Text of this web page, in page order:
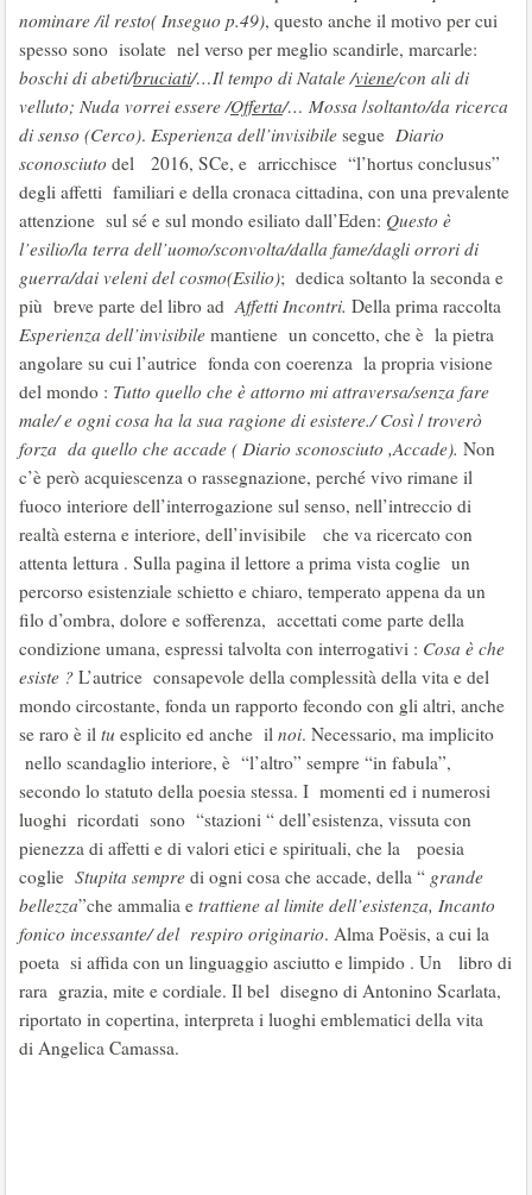
nominare /il resto( Inseguo p.49), questo anche il motivo per cui
spesso sono isolate nel verso per meglio scandirle, marcarle:
boschi di abeti/bruciati/…Il tempo di Natale /viene/con ali di
velluto; Nuda vorrei essere /Offerta/… Mossa /soltanto/da ricerca
di senso (Cerco). Esperienza dell’invisibile segue Diario
sconosciuto del 2016, SCe, e arricchisce “l’hortus conclusus”
degli affetti familiari e della cronaca cittadina, con una prevalente
attenzione sul sé e sul mondo esiliato dall’Eden: Questo è
l’esilio/la terra dell’uomo/sconvolta/dalla fame/dagli orrori di
guerra/dai veleni del cosmo(Esilio); dedica soltanto la seconda e
più breve parte del libro adAffetti Incontri. Della prima raccolta
Esperienza dell’invisibile mantiene un concetto, che è la pietra
angolare su cui l’autrice fonda con coerenza la propria visione
del mondo : Tutto quello che è attorno mi attraversa/senza fare
male/ e ogni cosa ha la sua ragione di esistere./ Così/troverò
forza da quello che accade ( Diario sconosciuto ,Accade). Non
c’è però acquiescenza o rassegnazione, perché vivo rimane il
fuoco interiore dell’interrogazione sul senso, nell’intreccio di
realtà esterna e interiore, dell’invisibile che va ricercato con
attenta lettura . Sulla pagina il lettore a prima vista coglie un
percorso esistenziale schietto e chiaro, temperato appena da un
filo d’ombra, dolore e sofferenza, accettati come parte della
condizione umana, espressi talvolta con interrogativi : Cosa è che
esiste ? L’autrice consapevole della complessità della vita e del
mondo circostante, fonda un rapporto fecondo con gli altri, anche
se raro è il tu esplicito ed anche il noi. Necessario, ma implicito
nello scandaglio interiore, è “l’altro” sempre “in fabula”,
secondo lo statuto della poesia stessa. I momenti ed i numerosi
luoghi ricordati sono “stazioni “ dell’esistenza, vissuta con
pienezza di affetti e di valori etici e spirituali, che la poesia
coglie Stupita sempre di ogni cosa che accade, della “ grande
bellezza”che ammalia e trattiene al limite dell’esistenza, Incanto
fonico incessante/ del respiro originario. Alma Poësis, a cui la
poeta si affida con un linguaggio asciutto e limpido . Un libro di
rara grazia, mite e cordiale. Il bel disegno di Antonino Scarlata,
riportato in copertina, interpreta i luoghi emblematici della vita
di Angelica Camassa.